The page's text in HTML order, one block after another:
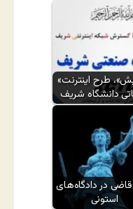
«گشایش»، طرح اینترنت
دانشگاه شریف
در دادگاه‌های
استونی